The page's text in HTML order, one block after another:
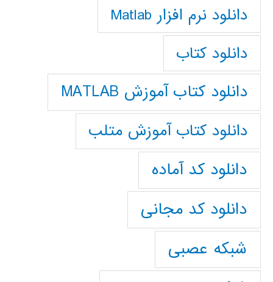
دانلود نرم افزار Matlab
دانلود کتاب
دانلود کتاب آموزش MATLAB
دانلود کتاب آموزش متلب
دانلود کد آماده
دانلود کد مجانی
شبکه عصبی